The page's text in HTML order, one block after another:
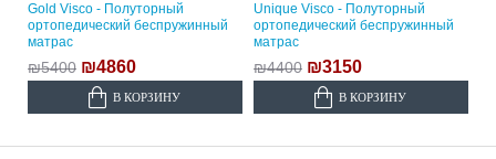
Gold Visco - Полуторный
ортопедический беспружинный
матрас
₪5400 ₪4860
В КОРЗИНУ
Unique Visco - Полуторный
ортопедический беспружинный
матрас
₪4400 ₪3150
В КОРЗИНУ